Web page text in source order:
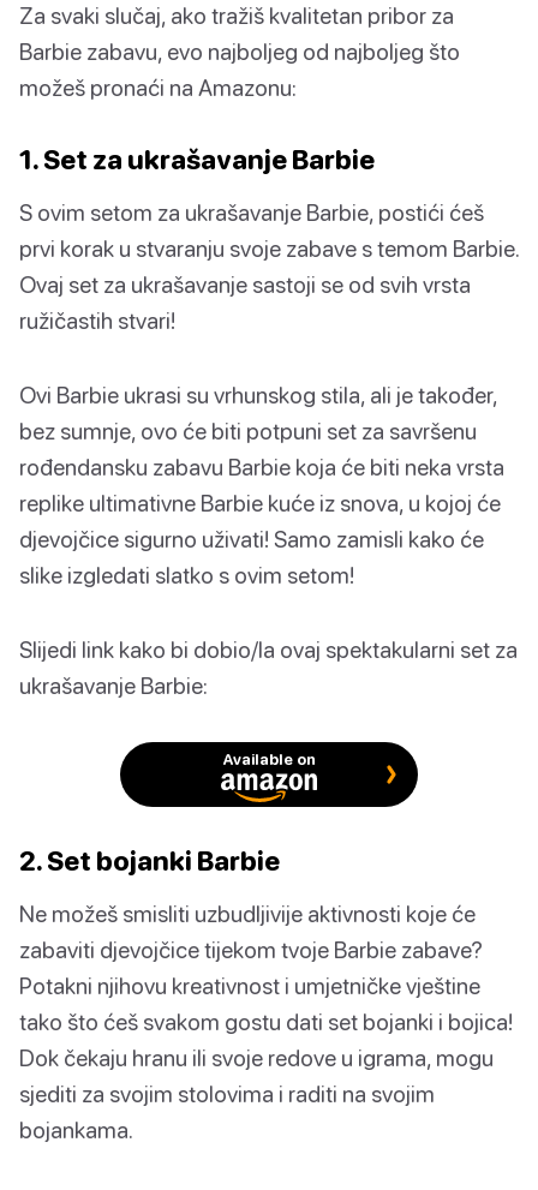
Za svaki slučaj, ako tražiš kvalitetan pribor za
Barbie zabavu, evo najboljeg od najboljeg što
možeš pronaći na Amazonu:
1. Set za ukrašavanje Barbie
S ovim setom za ukrašavanje Barbie, postići ćeš
prvi korak u stvaranju svoje zabave s temom Barbie.
Ovaj set za ukrašavanje sastoji se od svih vrsta
ružičastih stvari!
Ovi Barbie ukrasi su vrhunskog stila, ali je također,
bez sumnje, ovo će biti potpuni set za savršenu
rođendansku zabavu Barbie koja će biti neka vrsta
replike ultimativne Barbie kuće iz snova, u kojoj će
djevojčice sigurno uživati! Samo zamisli kako će
slike izgledati slatko s ovim setom!
Slijedi link kako bi dobio/la ovaj spektakularni set za
ukrašavanje Barbie:
Available on
2. Set bojanki Barbie
Ne možeš smisliti uzbudljivije aktivnosti koje će
zabaviti djevojčice tijekom tvoje Barbie zabave?
Potakni njihovu kreativnost i umjetničke vještine
tako što ćeš svakom gostu dati set bojanki i bojica!
Dok čekaju hranu ili svoje redove u igrama, mogu
sjediti za svojim stolovima i raditi na svojim
bojankama.